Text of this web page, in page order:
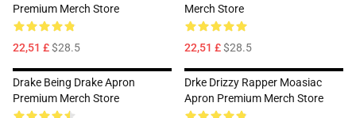
Premium Merch Store
22,51 £$28.5
Merch Store
22,51 £$28.5
Drake Being Drake Apron
Premium Merch Store
Drke Drizzy Rapper Moasiac
Apron Premium Merch Store